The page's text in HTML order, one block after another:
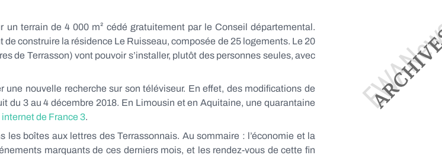
terrain de 4 000 m² cédé gratuitement par le Conseil départemental.
construire la résidence Le Ruisseau, composée de 25 logements. Le 20
de Terrasson) vont pouvoir s’installer, plutôt des personnes seules, avec
nouvelle recherche sur son téléviseur. En effet, des modifications de
du 3 au 4 décembre 2018. En Limousin et en Aquitaine, une quarantaine
de France 3.
les boîtes aux lettres des Terrassonnais. Au sommaire : l’économie et la
marquants de ces derniers mois, et les rendez-vous de cette fin